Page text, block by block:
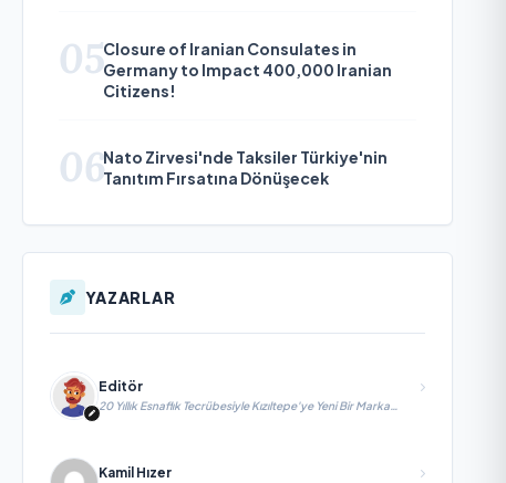
05Closure of Iranian Consulates in
Germany to Impact 400,000 Iranian
Citizens!
06Nato Zirvesi'nde Taksiler Türkiye'nin
Tanıtım Fırsatına Dönüşecek
YAZARLAR
Editör
20 Yıllık Esnaflık Tecrübesiyle Kızıltepe'ye Yeni Bir Marka
Kazandırdı
Kamil Hızer